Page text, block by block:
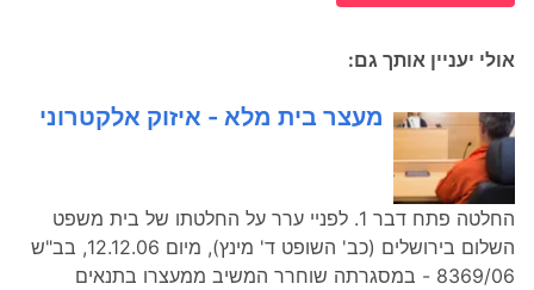
אולי יעניין אותך גם:
מעצר בית מלא - איזוק אלקטרוני
החלטה פתח דבר 1. לפניי ערר על החלטתו של בית משפט
השלום בירושלים (כב' השופט ד' מינץ), מיום 12.12.06, בב"ש
8369/06 - במסגרתה שוחרר המשיב ממעצרו בתנאים